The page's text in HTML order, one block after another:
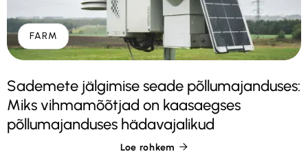
FARM
Sademete jälgimise seade põllumajanduses:
Miks vihmamõõtjad on kaasaegses
põllumajanduses hädavajalikud
Loe rohkem 